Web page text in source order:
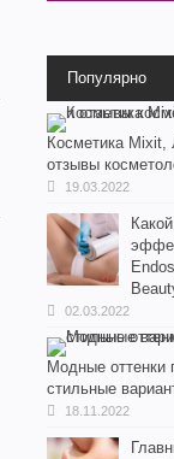
Популярно
Косметика Мixit,
отзывы
19.03.2022
02.03.2022
Модные оттенки
стильные
18.11.2022